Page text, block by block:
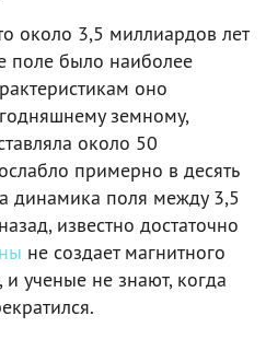
около 3,5 миллиардов лет
поле было наиболее
оно
земному,
около 50
примерно в десять
динамика поля между 3,5
известно достаточно
не создает магнитного
ученые не знают, когда